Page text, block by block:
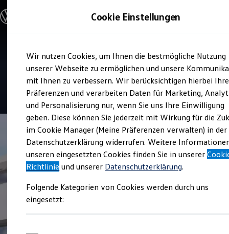
Hauptinhalt
springen
Footer
springen
Modelle & Konfigurator
Nutzfahrzeugkategorien entdecken
Modelle konfigurieren
Vorgängermodelle und Oldtimer
Vorgängermodelle
Oldtimer
Bulli Historie
Branchenlösungen & Gewerbekunden
Umbaulösungen und Hersteller finden
Auf- und Umbauten entdecken & konfigurieren
Groß- und Sonderkunden
Großkunden
Kommunen & Behörden
Journalisten
Sportvereine
Branchenlösungen
Gewerbliche Personenbeförderung
Service & mobile Werkstätten
Kühlfahrzeuge
Service
Edel Nutzfahrzeuge
4.9| 60 Bewertungen
Cookie Einstellungen
Wir nutzen Cookies, um Ihnen die bestmögliche Nutzung
unserer Webseite zu ermöglichen und unsere
mit Ihnen zu verbessern. Wir berücksichtigen hierbei Ihre
Präferenzen und verarbeiten Daten für Marketing,
und Personalisierung nur, wenn Sie uns Ihre Einwilligung
geben. Diese können Sie jederzeit mit Wirkung für die
im Cookie Manager (Meine Präferenzen verwalten) in der
Datenschutzerklärung widerrufen. Weitere
unseren eingesetzten Cookies finden Sie in unserer
Richtlinie und unserer Datenschutzerklärung.
Folgende Kategorien von Cookies werden durch uns
eingesetzt: